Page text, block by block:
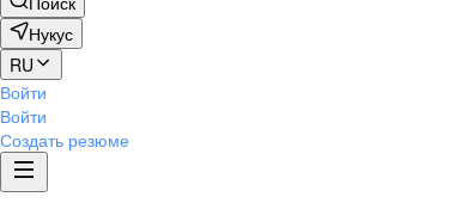
Нукус
RU
Войти
Войти
Создать резюме